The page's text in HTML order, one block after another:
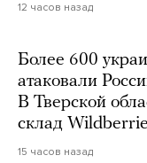
12 часов назад
Более 600
атаковали
В Тверской
склад
15 часов назад